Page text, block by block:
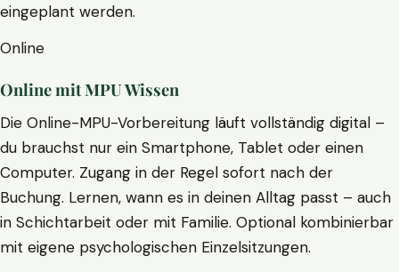
eingeplant werden.
Online
Online mit MPU Wissen
Die Online-MPU-Vorbereitung läuft vollständig digital –
du brauchst nur ein Smartphone, Tablet oder einen
Computer. Zugang in der Regel sofort nach der
Buchung. Lernen, wann es in deinen Alltag passt – auch
in Schichtarbeit oder mit Familie. Optional kombinierbar
mit eigene psychologischen Einzelsitzungen.